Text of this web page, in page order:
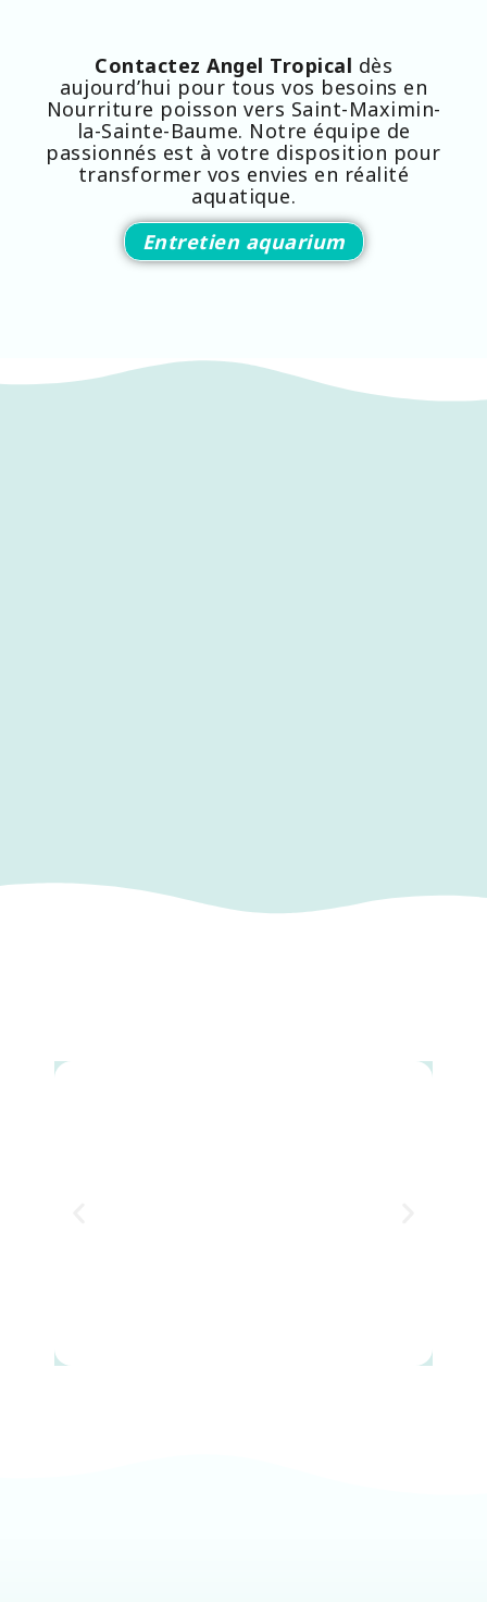
Contactez Angel Tropical dès
aujourd’hui pour tous vos besoins en
Nourriture poisson vers Saint-Maximin-
la-Sainte-Baume. Notre équipe de
passionnés est à votre disposition pour
transformer vos envies en réalité
aquatique.
Entretien aquarium